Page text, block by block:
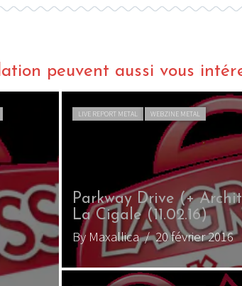
peuvent aussi vous
LIVE REPORT METAL WEBZINE METAL
Parkway Drive (+
La Cigale (11.02.16)
By Maxallica/ 20 février 2016